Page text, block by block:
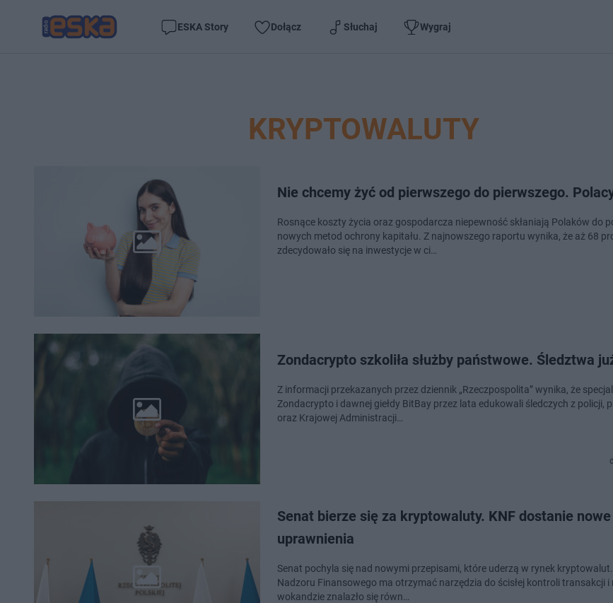
ESKA Story Dołącz Słuchaj Wygraj
KRYPTOWALUTY
Nie chcemy żyć od pierwszego do pierwszego.
Rosnące koszty życia oraz gospodarcza niepewność skłaniają Polaków do
nowych metod ochrony kapitału. Z najnowszego raportu wynika, że aż 68
zdecydowało się na inwestycje w ci…
Zondacrypto szkoliła służby państwowe. Śledztwa
Z informacji przekazanych przez dziennik „Rzeczpospolita” wynika, że
Zondacrypto i dawnej giełdy BitBay przez lata edukowali śledczych z policji,
oraz Krajowej Administracji…
Senat bierze się za kryptowaluty. KNF dostanie nowe
uprawnienia
Senat pochyla się nad nowymi przepisami, które uderzą w rynek
Nadzoru Finansowego ma otrzymać narzędzia do ścisłej kontroli transakcji i
wokandzie znalazło się równ…